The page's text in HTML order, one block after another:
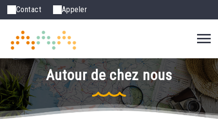
Contact Appeler
Autour de chez nous